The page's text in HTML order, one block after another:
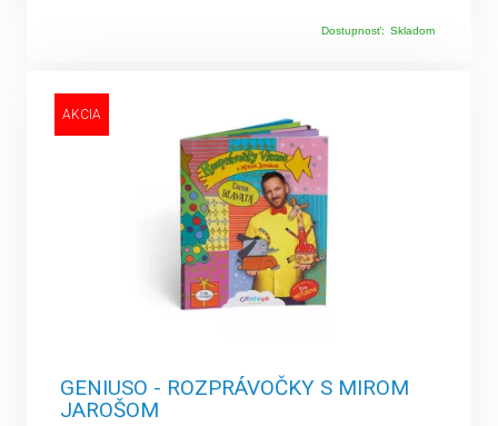
Dostupnosť: Skladom
AKCIA
GENIUSO - ROZPRÁVOČKY S MIROM
JAROŠOM